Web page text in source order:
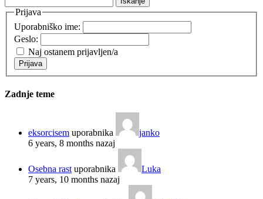
Prijava
Uporabniško ime:
Geslo:
Naj ostanem prijavljen/a
Prijava
Zadnje teme
eksorcisem uporabnika
janko
6 years, 8 months nazaj
Osebna rast uporabnika
Luka
7 years, 10 months nazaj